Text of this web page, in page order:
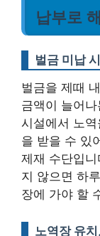
납부로
벌금 미납
벌금을 제때
금액이 늘어
시설에서 노역
을 받을 수 있
제재 수단입
지 않으면 하
장에 가야 할
노역장 유